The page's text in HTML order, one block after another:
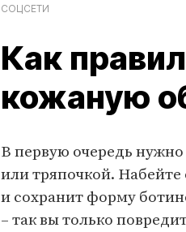
СОЦСЕТИ
Как
кожаную
В первую очередь
или тряпочкой. Набейте
и сохранит форму
– так вы только